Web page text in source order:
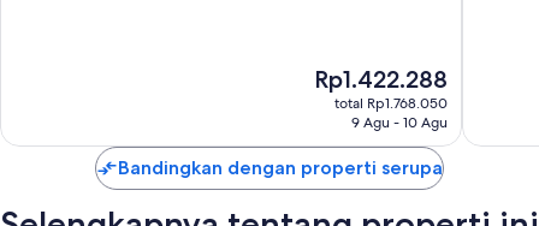
Lemari dan ruang baju, lemari es, dan ketel listrik
Harga
sekarang
Rp1.422.288
Rp1.422.288
total Rp1.768.050
9 Agu - 10 Agu
Bandingkan dengan properti serupa